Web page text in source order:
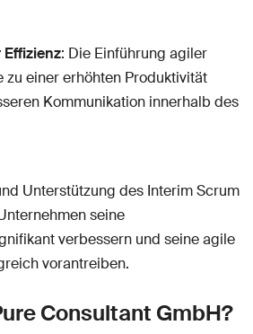
: Die Einführung agiler
zu einer erhöhten Produktivität
Kommunikation innerhalb des
Unterstützung des Interim Scrum
seine
verbessern und seine agile
vorantreiben.
Consultant GmbH?